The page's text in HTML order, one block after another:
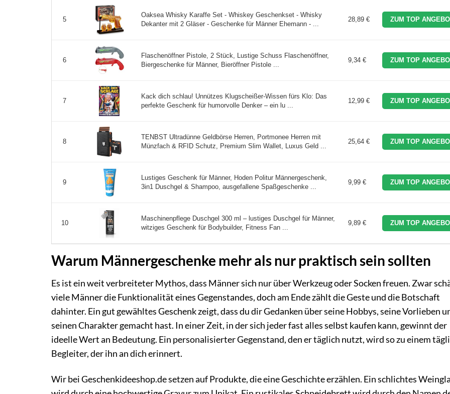
5
Oaksea Whisky Karaffe Set - Whiskey Geschenkset - Whisky
Dekanter mit 2 Gläser - Geschenke für Männer Ehemann - ...
28,89 € ZUM TOP
6
Flaschenöffner Pistole, 2 Stück, Lustige Schuss Flaschenöffner,
Biergeschenke für Männer, Bieröffner Pistole ...
9,34 € ZUM TOP
7
Kack dich schlau! Unnützes Klugscheißer-Wissen fürs Klo: Das
perfekte Geschenk für humorvolle Denker – ein lu ...
12,99 € ZUM TOP
8
TENBST Ultradünne Geldbörse Herren, Portmonee Herren mit
Münzfach & RFID Schutz, Premium Slim Wallet, Luxus Geld ...
25,64 € ZUM TOP
9
Lustiges Geschenk für Männer, Hoden Politur Männergeschenk,
3in1 Duschgel & Shampoo, ausgefallene Spaßgeschenke ...
9,99 € ZUM TOP
10
Maschinenpflege Duschgel 300 ml – lustiges Duschgel für Männer,
witziges Geschenk für Bodybuilder, Fitness Fan ...
9,89 € ZUM TOP
Warum Männergeschenke mehr als nur praktisch sein sollten
Es ist ein weit verbreiteter Mythos, dass Männer sich nur über Werkzeug oder Socken freuen. Zwar
viele Männer die Funktionalität eines Gegenstandes, doch am Ende zählt die Geste und die Botschaft
dahinter. Ein gut gewähltes Geschenk zeigt, dass du dir Gedanken über seine Hobbys, seine Vorlieben
seinen Charakter gemacht hast. In einer Zeit, in der sich jeder fast alles selbst kaufen kann, gewinnt der
ideelle Wert an Bedeutung. Ein personalisierter Gegenstand, den er täglich nutzt, wird so zu einem
Begleiter, der ihn an dich erinnert.
Wir bei Geschenkideeshop.de setzen auf Produkte, die eine Geschichte erzählen. Ein schlichtes